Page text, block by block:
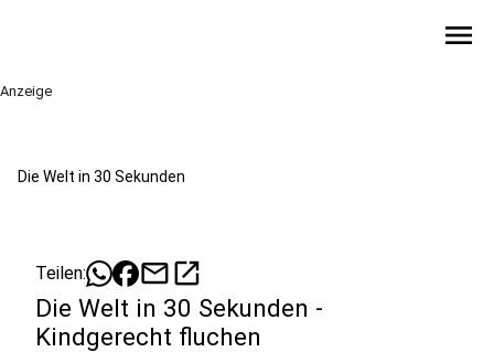
menu
Anzeige
Die Welt in 30 Sekunden
Teilen: mailopen_in_new
Die Welt in 30 Sekunden -
Kindgerecht fluchen